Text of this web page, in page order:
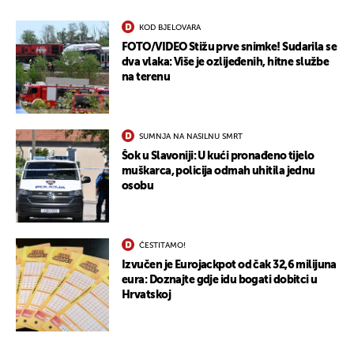
KOD BJELOVARA
FOTO/VIDEO Stižu prve snimke! Sudarila se
dva vlaka: Više je ozlijeđenih, hitne službe
na terenu
SUMNJA NA NASILNU SMRT
Šok u Slavoniji: U kući pronađeno tijelo
muškarca, policija odmah uhitila jednu
osobu
ČESTITAMO!
Izvučen je Eurojackpot od čak 32,6 milijuna
eura: Doznajte gdje idu bogati dobitci u
Hrvatskoj